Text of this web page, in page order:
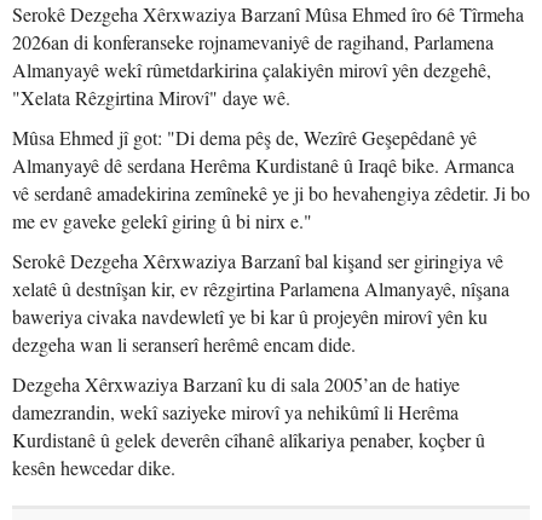
Serokê Dezgeha Xêrxwaziya Barzanî Mûsa Ehmed îro 6ê Tîrmeha
2026an di konferanseke rojnamevaniyê de ragihand, Parlamena
Almanyayê wekî rûmetdarkirina çalakiyên mirovî yên dezgehê,
"Xelata Rêzgirtina Mirovî" daye wê.
Mûsa Ehmed jî got: "Di dema pêş de, Wezîrê Geşepêdanê yê
Almanyayê dê serdana Herêma Kurdistanê û Iraqê bike. Armanca
vê serdanê amadekirina zemînekê ye ji bo hevahengiya zêdetir. Ji bo
me ev gaveke gelekî giring û bi nirx e."
Serokê Dezgeha Xêrxwaziya Barzanî bal kişand ser giringiya vê
xelatê û destnîşan kir, ev rêzgirtina Parlamena Almanyayê, nîşana
baweriya civaka navdewletî ye bi kar û projeyên mirovî yên ku
dezgeha wan li seranserî herêmê encam dide.
Dezgeha Xêrxwaziya Barzanî ku di sala 2005’an de hatiye
damezrandin, wekî saziyeke mirovî ya nehikûmî li Herêma
Kurdistanê û gelek deverên cîhanê alîkariya penaber, koçber û
kesên hewcedar dike.